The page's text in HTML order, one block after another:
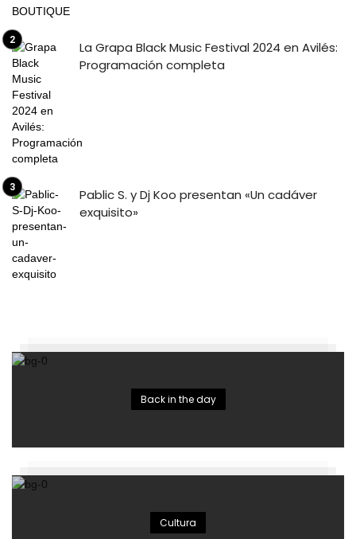
La Grapa Black Music Festival 2024 en Avilés:
Programación completa
Pablic S. y Dj Koo presentan «Un cadáver
exquisito»
Back in the day
Cultura